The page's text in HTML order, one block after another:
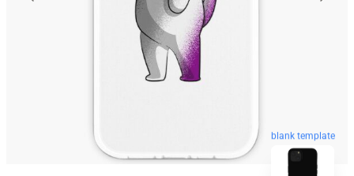
blank template